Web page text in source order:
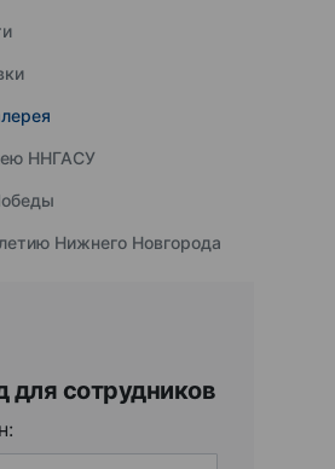
ННГАСУ
Нижнего Новгорода
для сотрудников